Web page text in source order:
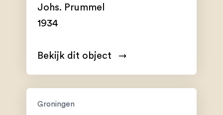
Johs. Prummel
1934
Bekijk dit object
Groningen